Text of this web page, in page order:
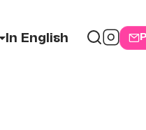
In English